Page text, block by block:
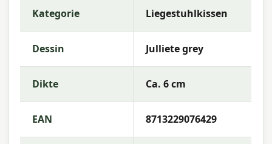
Füllung:
Farbechtheit:
Wasserabweisend:Wasserabweisend
Garantie:
Gebrauchsanweisung
Kategorie Liegestuhlkissen
Dessin Julliete grey
Dikte Ca. 6 cm
EAN 8713229076429